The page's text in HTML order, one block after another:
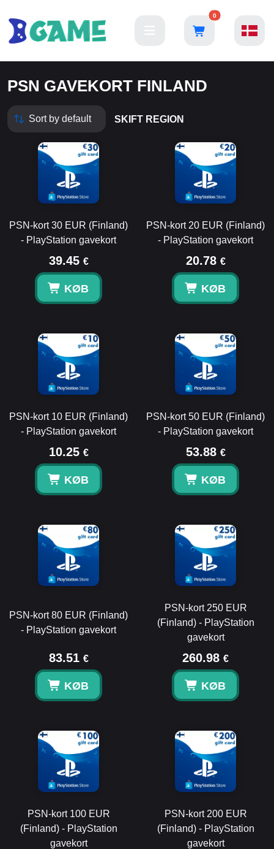
0
PSN GAVEKORT FINLAND
SKIFT REGION
PSN-kort 30 EUR (Finland)
- PlayStation gavekort
39.45 €
KØB
PSN-kort 20 EUR (Finland)
- PlayStation gavekort
20.78 €
KØB
PSN-kort 10 EUR (Finland)
- PlayStation gavekort
10.25 €
KØB
PSN-kort 50 EUR (Finland)
- PlayStation gavekort
53.88 €
KØB
PSN-kort 80 EUR (Finland)
- PlayStation gavekort
83.51 €
KØB
PSN-kort 250 EUR
(Finland) - PlayStation
gavekort
260.98 €
KØB
PSN-kort 100 EUR
(Finland) - PlayStation
gavekort
PSN-kort 200 EUR
(Finland) - PlayStation
gavekort